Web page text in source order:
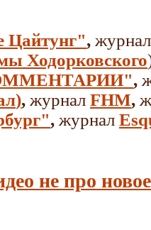
Цайтунг", журнал
Ходорковского
,
), журнал FHM,
, журнал
не про